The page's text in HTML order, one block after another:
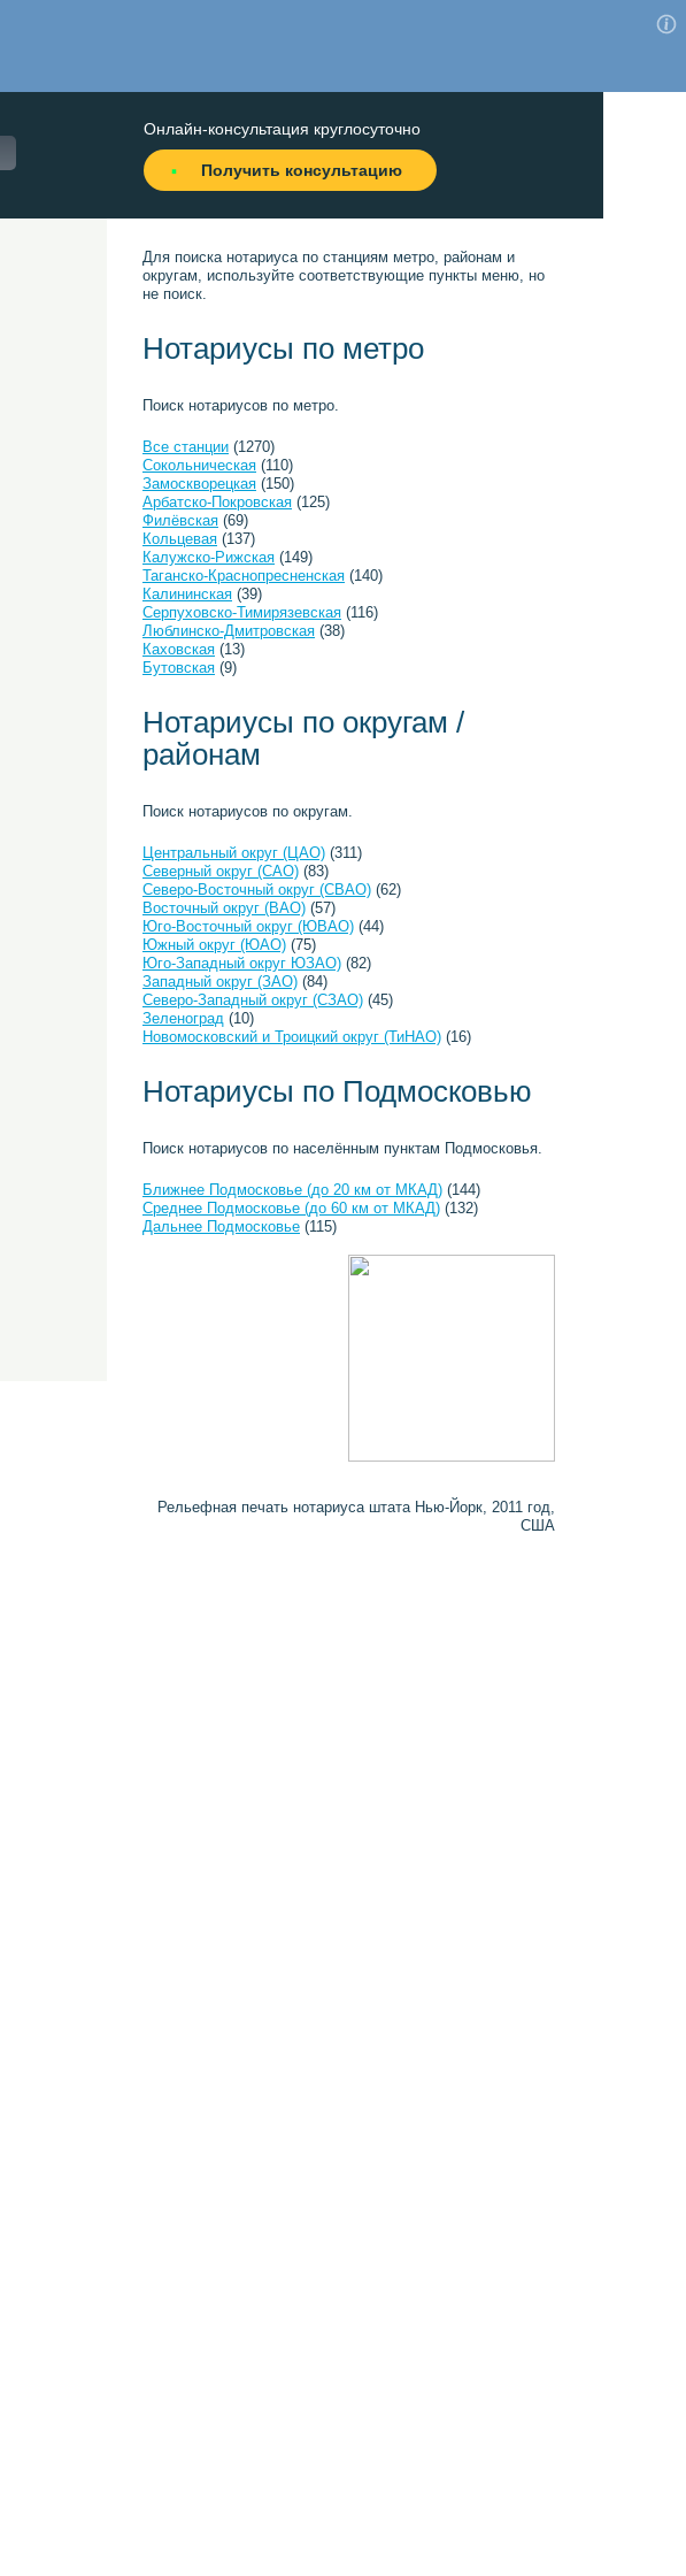
Онлайн-консультация круглосуточно
Получить консультацию
Для поиска нотариуса по станциям метро, районам и
округам, используйте соответствующие пункты меню, но
не поиск.
Нотариусы по метро
Поиск нотариусов по метро.
Все станции (1270)
Сокольническая (110)
Замоскворецкая (150)
Арбатско-Покровская (125)
Филёвская (69)
Кольцевая (137)
Калужско-Рижская (149)
Таганско-Краснопресненская (140)
Калининская (39)
Серпуховско-Тимирязевская (116)
Люблинско-Дмитровская (38)
Каховская (13)
Бутовская (9)
Нотариусы по округам /
районам
Поиск нотариусов по округам.
Центральный округ (ЦАО) (311)
Северный округ (САО) (83)
Северо-Восточный округ (СВАО) (62)
Восточный округ (ВАО) (57)
Юго-Восточный округ (ЮВАО) (44)
Южный округ (ЮАО) (75)
Юго-Западный округ ЮЗАО) (82)
Западный округ (ЗАО) (84)
Северо-Западный округ (СЗАО) (45)
Зеленоград (10)
Новомосковский и Троицкий округ (ТиНАО) (16)
Нотариусы по Подмосковью
Поиск нотариусов по населённым пунктам Подмосковья.
Ближнее Подмосковье (до 20 км от МКАД) (144)
Среднее Подмосковье (до 60 км от МКАД) (132)
Дальнее Подмосковье (115)
Рельефная печать нотариуса штата Нью-Йорк, 2011 год,
США